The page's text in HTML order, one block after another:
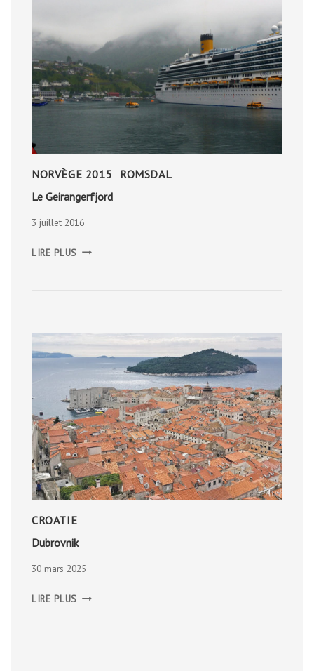
NORVÈGE 2015 | ROMSDAL
Le Geirangerfjord
3 juillet 2016
LIRE PLUS GEIRANGERFJORD
CROATIE
Dubrovnik
30 mars 2025
LIRE PLUS